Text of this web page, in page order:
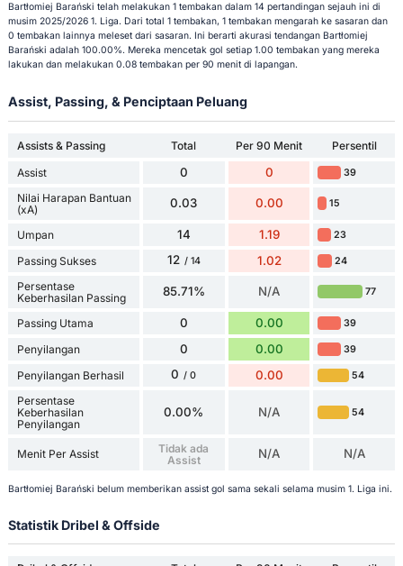
Bartłomiej Barański telah melakukan 1 tembakan dalam 14 pertandingan sejauh ini di
musim 2025/2026 1. Liga. Dari total 1 tembakan, 1 tembakan mengarah ke sasaran dan
0 tembakan lainnya meleset dari sasaran. Ini berarti akurasi tendangan Bartłomiej
Barański adalah 100.00%. Mereka mencetak gol setiap 1.00 tembakan yang mereka
lakukan dan melakukan 0.08 tembakan per 90 menit di lapangan.
Assist, Passing, & Penciptaan Peluang
Assists & Passing Total Per 90 Menit
Persentil
Assist
0 0 39
Nilai Harapan Bantuan
(xA)
0.03 0.00 15
Umpan 14 1.19 23
Passing Sukses 12 / 14 1.02 24
Persentase
Keberhasilan Passing
85.71% N/A 77
Passing Utama 0 0.00 39
Penyilangan 0 0.00 39
Penyilangan Berhasil 0 / 0 0.00 54
Persentase
Keberhasilan
Penyilangan
0.00% N/A 54
Menit Per Assist
Tidak ada
Assist
N/A N/A
Bartłomiej Barański belum memberikan assist gol sama sekali selama musim 1. Liga ini.
Statistik Dribel & Offside